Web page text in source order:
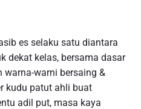
es selaku satu diantara
dekat kelas, bersama dasar
warna-warni bersaing &
kudu patut ahli buat
adil put, masa kaya